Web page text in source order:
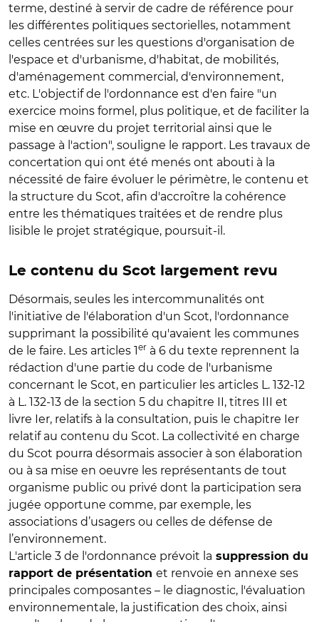
terme, destiné à servir de cadre de référence pour
les différentes politiques sectorielles, notamment
celles centrées sur les questions d'organisation de
l'espace et d'urbanisme, d'habitat, de mobilités,
d'aménagement commercial, d'environnement,
etc. L'objectif de l'ordonnance est d'en faire "un
exercice moins formel, plus politique, et de faciliter la
mise en œuvre du projet territorial ainsi que le
passage à l'action", souligne le rapport. Les travaux de
concertation qui ont été menés ont abouti à la
nécessité de faire évoluer le périmètre, le contenu et
la structure du Scot, afin d'accroître la cohérence
entre les thématiques traitées et de rendre plus
lisible le projet stratégique, poursuit-il.
Le contenu du Scot largement revu
Désormais, seules les intercommunalités ont
l'initiative de l'élaboration d'un Scot, l'ordonnance
supprimant la possibilité qu'avaient les communes
de le faire. Les articles 1er à 6 du texte reprennent la
rédaction d'une partie du code de l'urbanisme
concernant le Scot, en particulier les articles L. 132-12
à L. 132-13 de la section 5 du chapitre II, titres III et
livre Ier, relatifs à la consultation, puis le chapitre Ier
relatif au contenu du Scot. La collectivité en charge
du Scot pourra désormais associer à son élaboration
ou à sa mise en oeuvre les représentants de tout
organisme public ou privé dont la participation sera
jugée opportune comme, par exemple, les
associations d’usagers ou celles de défense de
l’environnement.
L'article 3 de l'ordonnance prévoit la suppression du
rapport de présentation et renvoie en annexe ses
principales composantes – le diagnostic, l'évaluation
environnementale, la justification des choix, ainsi